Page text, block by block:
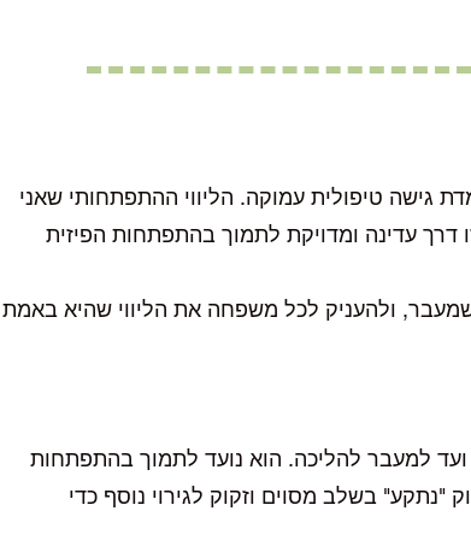
גישה טיפולית עמוקה. הליווי ההתפתחותי שאני
דרך עדינה ומדויקת לתמוך בהתפתחות הפיזית
ולהעניק לכל משפחה את הליווי שהיא באמת
למעבר להליכה. הוא נועד לתמוך בהתפתחות
בשלב מסוים וזקוק לגירוי נוסף כדי